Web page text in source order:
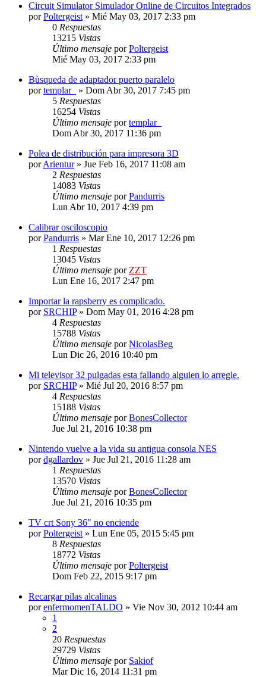
Circuit Simulator Simulador Online de Circuitos Integrados
porPoltergeist » Mié May 03, 2017 2:33 pm
0 Respuestas
13215 Vistas
Último mensaje porPoltergeist
Mié May 03, 2017 2:33 pm
Bùsqueda de adaptador puerto paralelo
portemplar_ » Dom Abr 30, 2017 7:45 pm
5 Respuestas
16254 Vistas
Último mensaje portemplar_
Dom Abr 30, 2017 11:36 pm
Polea de distribución para impresora 3D
porArientur» Jue Feb 16, 2017 11:08 am
2 Respuestas
14083 Vistas
Último mensaje porPandurris
Lun Abr 10, 2017 4:39 pm
Calibrar osciloscopio
porPandurris » Mar Ene 10, 2017 12:26 pm
1 Respuestas
13045 Vistas
Último mensaje por ZZT
Lun Ene 16, 2017 2:47 pm
Importar la rapsberry es complicado.
por SRCHIP» Dom May 01, 2016 4:28 pm
4 Respuestas
15788 Vistas
Último mensaje porNicolasBeg
Lun Dic 26, 2016 10:40 pm
Mi televisor 32 pulgadas esta fallando alguien lo arregle.
por SRCHIP» Mié Jul 20, 2016 8:57 pm
4 Respuestas
15188 Vistas
Último mensaje porBonesCollector
Jue Jul 21, 2016 10:38 pm
Nintendo vuelve a la vida su antigua consola NES
pordgallardov » Jue Jul 21, 2016 11:28 am
1 Respuestas
13570 Vistas
Último mensaje porBonesCollector
Jue Jul 21, 2016 10:35 pm
TV crt Sony 36" no enciende
porPoltergeist » Lun Ene 05, 2015 5:45 pm
8 Respuestas
18772 Vistas
Último mensaje porPoltergeist
Dom Feb 22, 2015 9:17 pm
Recargar pilas alcalinas
porenfermomenTALDO » Vie Nov 30, 2012 10:44 am
1
2
20 Respuestas
29729 Vistas
Último mensaje por Sakiof
Mar Dic 16, 2014 11:31 pm